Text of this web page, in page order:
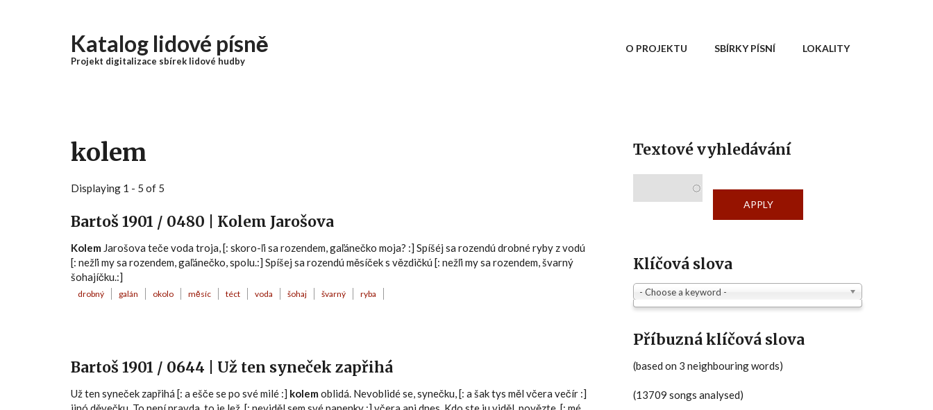
Katalog lidové písně
Projekt digitalizace sbírek lidové hudby
O PROJEKTU SBÍRKY PÍSNÍ LOKALITY
kolem
Displaying 1 - 5 of 5
Bartoš 1901 / 0480 | Kolem Jarošova
Kolem Jarošova teče voda troja, [: skoro-ľi sa rozendem, gaľánečko moja? :] Spíšéj sa rozendú drobné ryby z vodú
[: nežľi my sa rozendem, gaľánečko, spolu.:] Spíšej sa rozendú měsíček s vězdičkú [: nežľi my sa rozendem, švarný
šohajíčku.:]
drobný galán okolo měsíc téct voda šohaj švarný ryba
Bartoš 1901 / 0644 | Už ten syneček zapřihá
Už ten syneček zapřihá [: a ešče se po své milé :] kolem oblidá. Nevoblidé se, synečku, [: a šak tys měl včera večír :]
Textové vyhledávání
Klíčová slova
- Choose a keyword -
Příbuzná klíčová slova
(based on 3 neighbouring words)
(13709 songs analysed)